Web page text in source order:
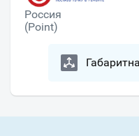
Россия
(Point)